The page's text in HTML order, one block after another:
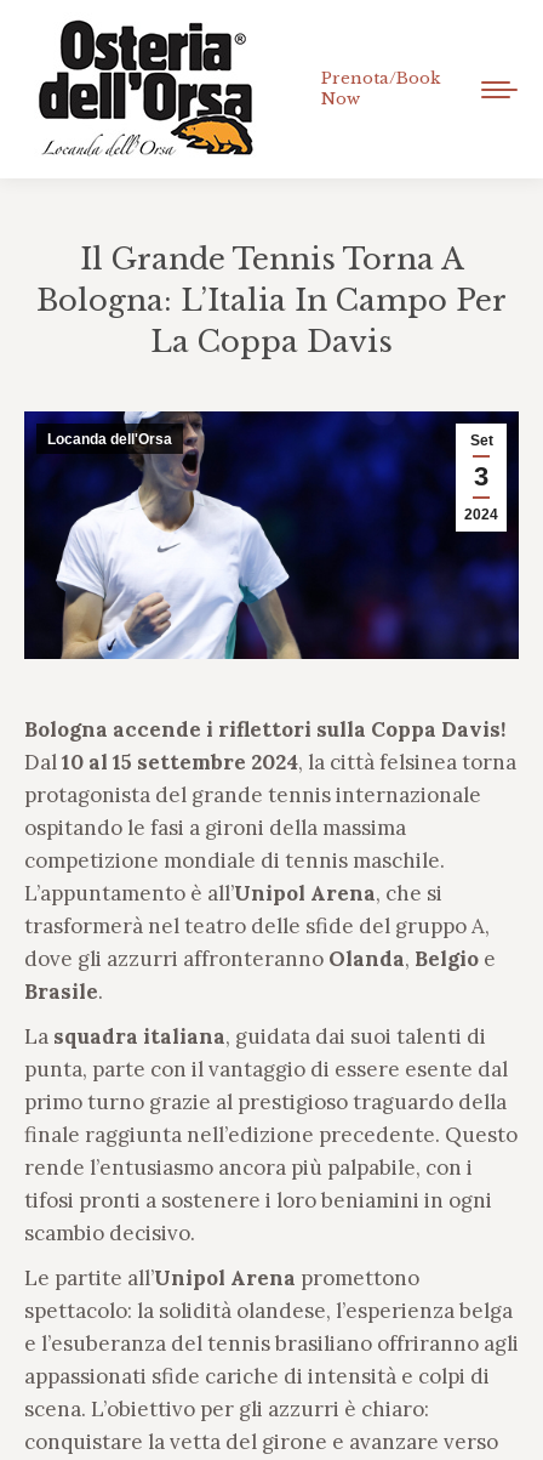
Prenota/Book
Now
Il Grande Tennis Torna A
Bologna: L’Italia In Campo Per
La Coppa Davis
Set
3
2024
Locanda dell'Orsa
Bologna accende i riflettori sulla Coppa Davis!
Dal10 al 15 settembre 2024, la città felsinea torna
protagonista del grande tennis internazionale
ospitando le fasi a gironi della massima
competizione mondiale di tennis maschile.
L’appuntamento è all’Unipol Arena, che si
trasformerà nel teatro delle sfide del gruppo A,
dove gli azzurri affronteranno Olanda, Belgio e
Brasile.
La squadra italiana, guidata dai suoi talenti di
punta, parte con il vantaggio di essere esente dal
primo turno grazie al prestigioso traguardo della
finale raggiunta nell’edizione precedente. Questo
rende l’entusiasmo ancora più palpabile, con i
tifosi pronti a sostenere i loro beniamini in ogni
scambio decisivo.
Le partite all’Unipol Arena promettono
spettacolo: la solidità olandese, l’esperienza belga
e l’esuberanza del tennis brasiliano offriranno agli
appassionati sfide cariche di intensità e colpi di
scena. L’obiettivo per gli azzurri è chiaro:
conquistare la vetta del girone e avanzare verso